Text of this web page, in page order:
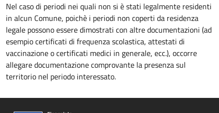
Nel caso di periodi nei quali non si è stati legalmente residenti
in alcun Comune, poichè i periodi non coperti da residenza
legale possono essere dimostrati con altre documentazioni (ad
esempio certificati di frequenza scolastica, attestati di
vaccinazione o certificati medici in generale, ecc.), occorre
allegare documentazione comprovante la presenza sul
territorio nel periodo interessato.